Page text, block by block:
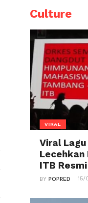
Culture
VIRAL
Viral Lagu
Lecehkan
ITB
BYPOPRED 15/